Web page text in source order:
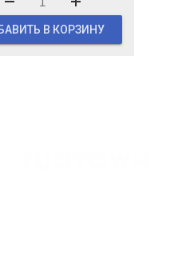
В КОРЗИНУ